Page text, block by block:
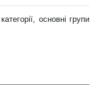
ор
ція
основні групи